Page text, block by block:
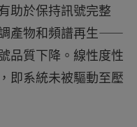
助於保持訊號完整
產物和頻譜再生——
品質下降。線性度性
即系統未被驅動至壓